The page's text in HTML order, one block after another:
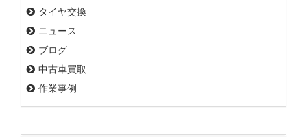
タイヤ交換
ニュース
ブログ
中古車買取
作業事例